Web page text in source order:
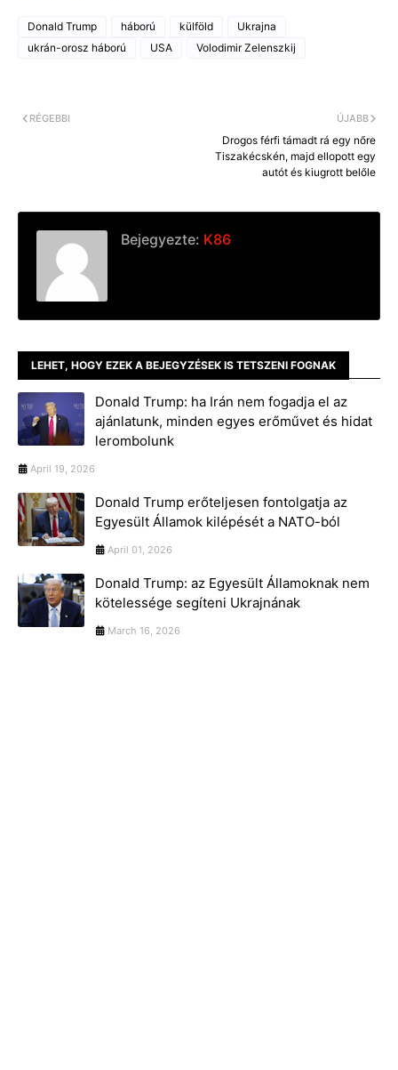
c
e
b
o
s
e
n
a
y
L
Donald Trump háború külföld
Ukrajna
ukrán-orosz háború
USA Volodimir Zelenszkij
ÚJABB
Drogos férfi támadt rá egy nőre
Tiszakécskén, majd ellopott egy
autót és kiugrott belőle
RÉGEBBI
Bejegyezte: K86
LEHET, HOGY EZEK A BEJEGYZÉSEK IS TETSZENI FOGNAK
Donald Trump: ha Irán nem fogadja el az
ajánlatunk, minden egyes erőművet és hidat
lerombolunk
April 19, 2026
Donald Trump erőteljesen fontolgatja az
Egyesült Államok kilépését a NATO-ból
April 01, 2026
Donald Trump: az Egyesült Államoknak nem
kötelessége segíteni Ukrajnának
March 16, 2026